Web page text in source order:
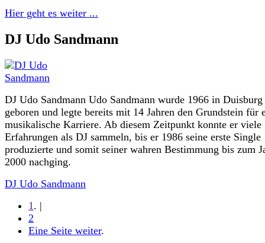
Hier geht es weiter ...
DJ Udo Sandmann
DJ Udo Sandmann Udo Sandmann wurde 1966 in Duisburg
geboren und legte bereits mit 14 Jahren den Grundstein für
musikalische Karriere. Ab diesem Zeitpunkt konnte er viele
Erfahrungen als DJ sammeln, bis er 1986 seine erste Single
produzierte und somit seiner wahren Bestimmung bis zum
2000 nachging.
DJ Udo Sandmann
1 . |
2
Eine Seite weiter.